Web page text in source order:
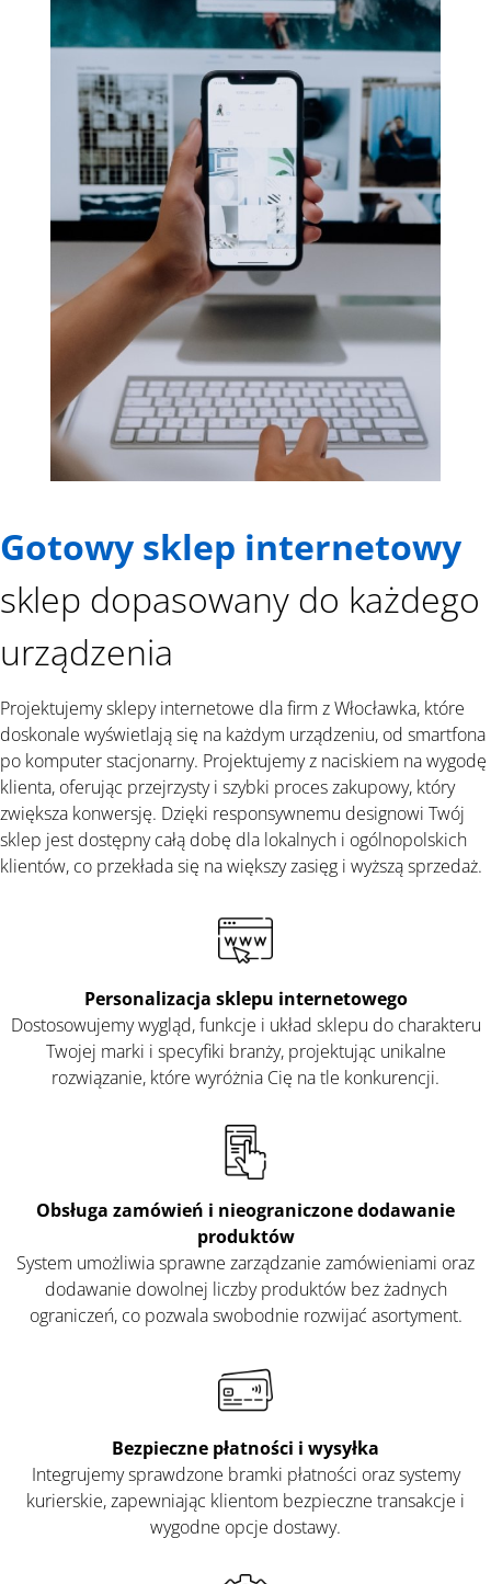
Gotowy sklep internetowy
sklep dopasowany do każdego
urządzenia
Projektujemy sklepy internetowe dla firm z Włocławka, które
doskonale wyświetlają się na każdym urządzeniu, od smartfona
po komputer stacjonarny. Projektujemy z naciskiem na wygodę
klienta, oferując przejrzysty i szybki proces zakupowy, który
zwiększa konwersję. Dzięki responsywnemu designowi Twój
sklep jest dostępny całą dobę dla lokalnych i ogólnopolskich
klientów, co przekłada się na większy zasięg i wyższą sprzedaż.
Personalizacja sklepu internetowego
Dostosowujemy wygląd, funkcje i układ sklepu do charakteru
Twojej marki i specyfiki branży, projektując unikalne
rozwiązanie, które wyróżnia Cię na tle konkurencji.
Obsługa zamówień i nieograniczone dodawanie
produktów
System umożliwia sprawne zarządzanie zamówieniami oraz
dodawanie dowolnej liczby produktów bez żadnych
ograniczeń, co pozwala swobodnie rozwijać asortyment.
Bezpieczne płatności i wysyłka
Integrujemy sprawdzone bramki płatności oraz systemy
kurierskie, zapewniając klientom bezpieczne transakcje i
wygodne opcje dostawy.